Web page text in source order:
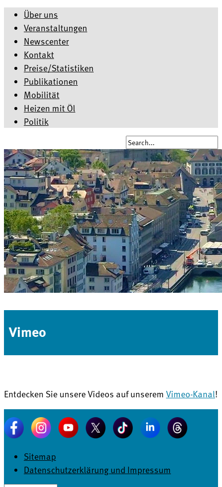
Über uns
Veranstaltungen
Newscenter
Kontakt
Preise/Statistiken
Publikationen
Mobilität
Heizen mit Öl
Politik
Vimeo
Entdecken Sie unsere Videos auf unserem Vimeo-Kanal!
Sitemap
Datenschutzerklärung und Impressum